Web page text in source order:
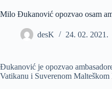
Milo Đukanović opozvao osam
desK 24. 02. 2021.
Đukanović je opozvao
Vatikanu i Suverenom